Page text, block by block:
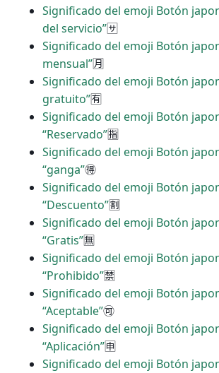
Significado del emoji Botón
del servicio”🈂
Significado del emoji Botón
mensual”🈷
Significado del emoji Botón
gratuito”🈶
Significado del emoji Botón
“Reservado”🈯
Significado del emoji Botón
“ganga”🉐
Significado del emoji Botón
“Descuento”🈹
Significado del emoji Botón
“Gratis”🈚
Significado del emoji Botón
“Prohibido”🈲
Significado del emoji Botón
“Aceptable”🉑
Significado del emoji Botón
“Aplicación”🈸
Significado del emoji Botón